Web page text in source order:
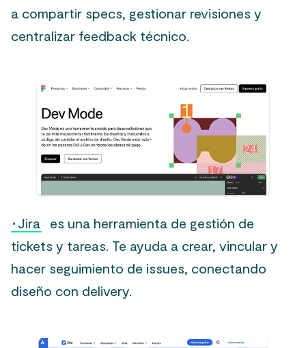
a compartir specs, gestionar revisiones y
centralizar feedback técnico.
· Jira es una herramienta de gestión de
tickets y tareas. Te ayuda a crear, vincular y
hacer seguimiento de issues, conectando
diseño con delivery.